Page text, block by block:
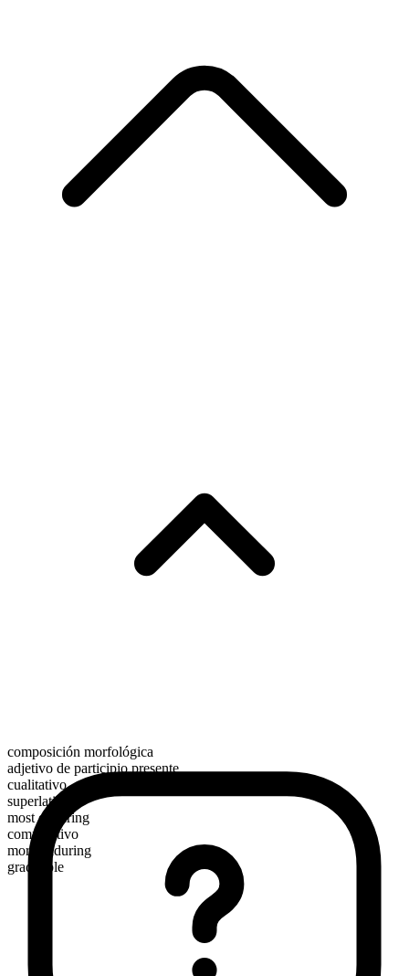
composición morfológica
adjetivo de participio presente
cualitativo
superlativo
most enduring
comparativo
more enduring
graduable